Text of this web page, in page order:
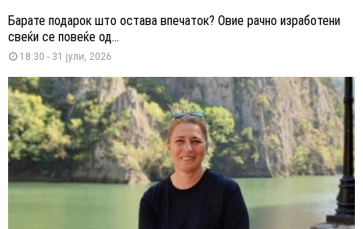
Барате подарок што остава впечаток? Овие рачно изработени
свеќи се повеќе од...
18:30 - 31 јули, 2026